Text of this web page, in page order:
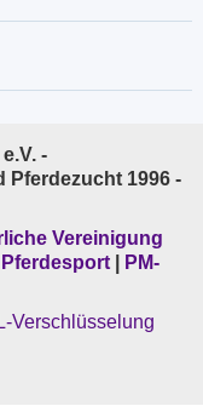
-
Pferdezucht 1996 -
Vereinigung
PM-
Verschlüsselung